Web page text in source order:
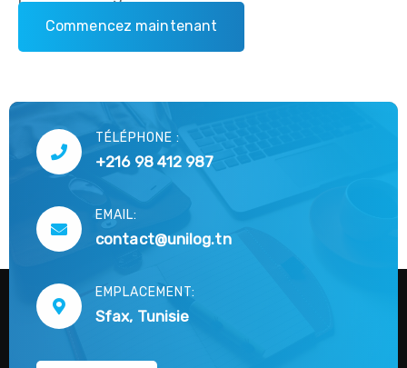
Commencez maintenant
TÉLÉPHONE :
+216 98 412 987
EMAIL:
contact@unilog.tn
EMPLACEMENT:
Sfax, Tunisie